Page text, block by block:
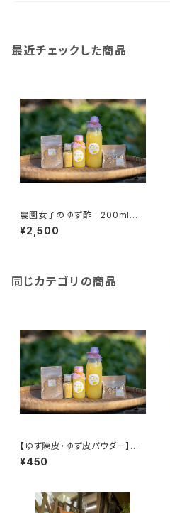
最近チェックした商品
農園女子のゆず酢 200ml ３
本入り 令和6年度 19年農薬
化学肥料不使用のゆず 皮まで
¥2,500
同じカテゴリの商品
【ゆず陳皮・ゆず皮パウダー】安
心のゆず皮を天日干し 19年農
薬化学肥料不使用 ※使いやす
¥450